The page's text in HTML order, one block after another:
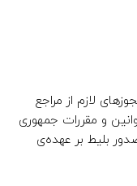
لازم از مراجع
و مقررات جمهوری
بلیط بر عهده‌ی